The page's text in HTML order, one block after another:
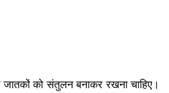
को संतुलन बनाकर रखना चाहिए।